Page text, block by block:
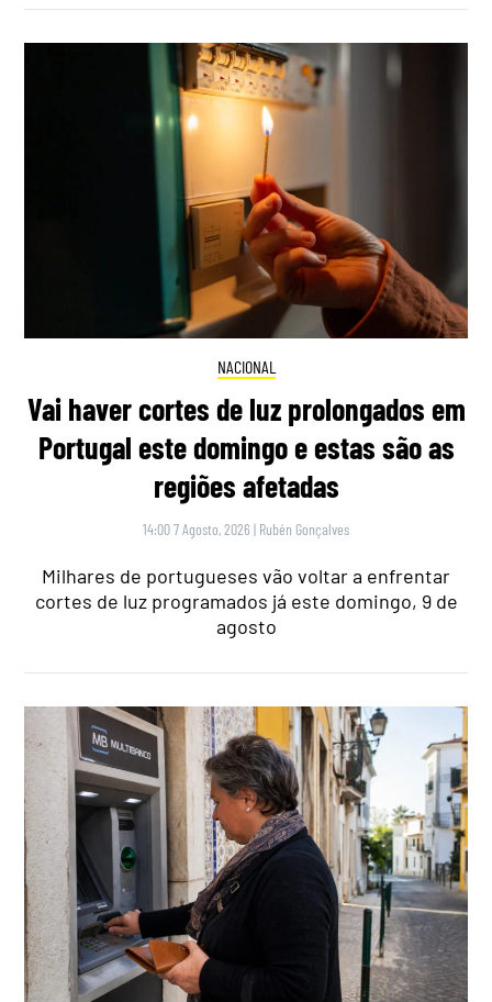
NACIONAL
Vai haver cortes de luz prolongados em
Portugal este domingo e estas são as
regiões afetadas
14:00 7 Agosto, 2026 | Rubén Gonçalves
Milhares de portugueses vão voltar a enfrentar
cortes de luz programados já este domingo, 9 de
agosto